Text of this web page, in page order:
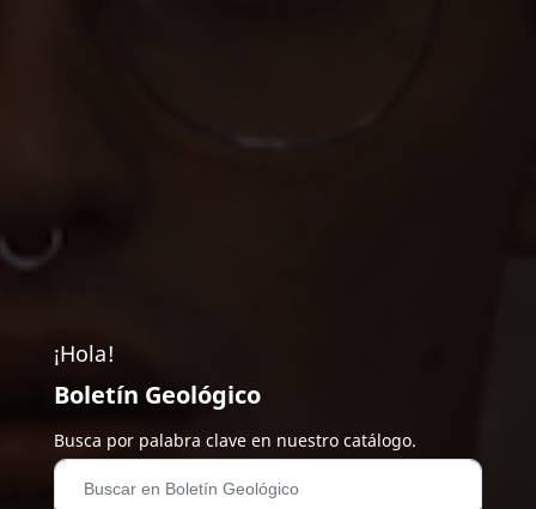
¡Hola!
Boletín Geológico
Busca por palabra clave en nuestro catálogo.